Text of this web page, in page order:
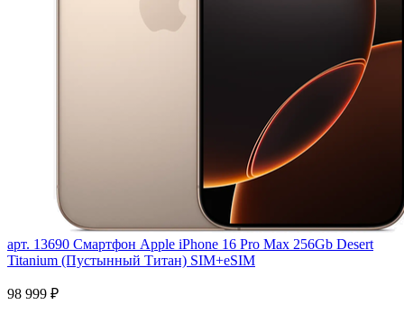
арт. 13690 Смартфон Apple iPhone 16 Pro Max 256Gb Desert
Titanium (Пустынный Титан) SIM+eSIM
98 999 ₽